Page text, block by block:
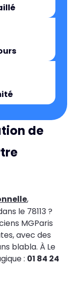
de
,
le 78113 ?
MGParis
avec des
blabla. À Le
: 01 84 24